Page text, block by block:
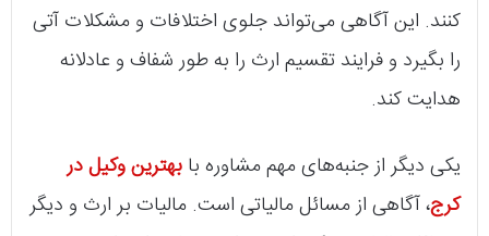
کنند. این آگاهی می‌تواند جلوی اختلافات و مشکلات آتی
را بگیرد و فرایند تقسیم ارث را به طور شفاف و عادلانه
هدایت کند.
یکی دیگر از جنبه‌های مهم مشاوره با بهترین وکیل در
کرج، آگاهی از مسائل مالیاتی است. مالیات بر ارث و دیگر